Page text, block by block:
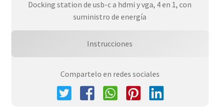
Docking station de usb-c a hdmi y vga, 4 en 1, con
suministro de energía
Instrucciones
Compartelo en redes sociales